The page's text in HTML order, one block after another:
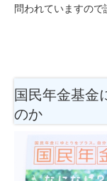
問われていますので
国民年金基金
のか